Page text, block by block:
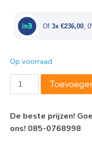
Of 3x €236,00,
Op voorraad
Opzetvitrine
-
-
schuifdeur
De beste prijzen!
ons! 085-0768998